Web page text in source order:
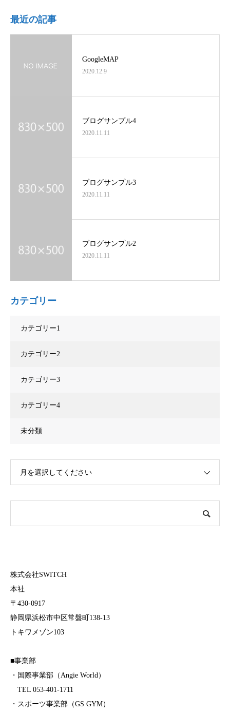
最近の記事
GoogleMAP
2020.12.9
ブログサンプル4
2020.11.11
ブログサンプル3
2020.11.11
ブログサンプル2
2020.11.11
カテゴリー
カテゴリー1
カテゴリー2
カテゴリー3
カテゴリー4
未分類
月を選択してください
株式会社SWITCH
本社
〒430-0917
静岡県浜松市中区常盤町138-13
トキワメゾン103
■事業部
・国際事業部（Angie World）
TEL 053-401-1711
・スポーツ事業部（GS GYM）